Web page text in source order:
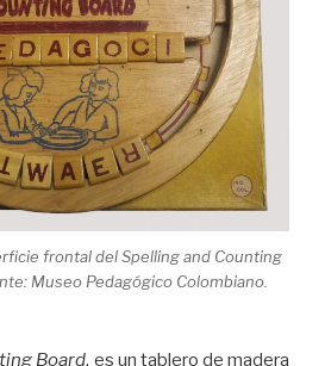
frontal del Spelling and Counting
Museo Pedagógico Colombiano.
Board, es un tablero de madera